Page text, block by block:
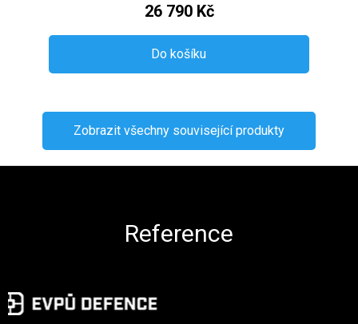
26 790 Kč
Do košíku
Zobrazit všechny související produkty
Reference